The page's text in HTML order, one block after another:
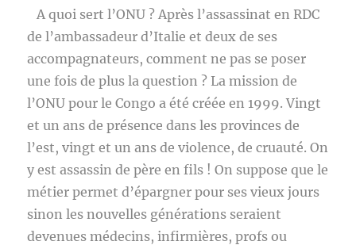
A quoi sert l’ONU ? Après l’assassinat en RDC
de l’ambassadeur d’Italie et deux de ses
accompagnateurs, comment ne pas se poser
une fois de plus la question ? La mission de
l’ONU pour le Congo a été créée en 1999. Vingt
et un ans de présence dans les provinces de
l’est, vingt et un ans de violence, de cruauté. On
y est assassin de père en fils ! On suppose que le
métier permet d’épargner pour ses vieux jours
sinon les nouvelles générations seraient
devenues médecins, infirmières, profs ou